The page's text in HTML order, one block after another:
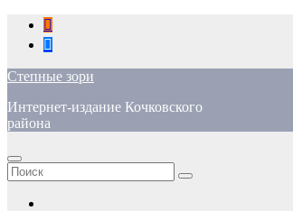
Перейти
содержимому
Степные зори
Интернет-издание Кочковского
района